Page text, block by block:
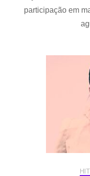
participação em